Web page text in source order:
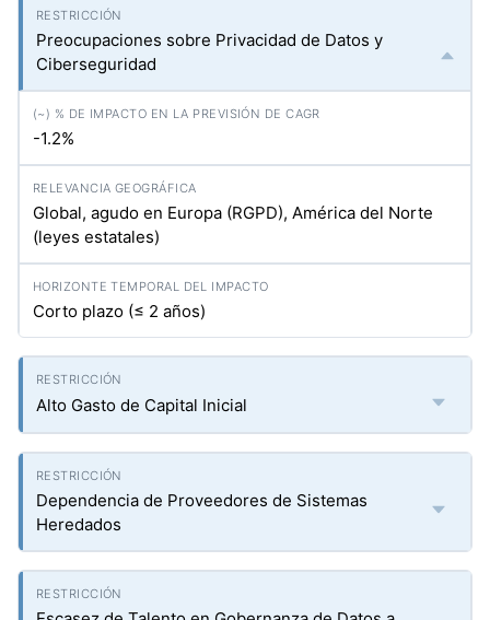
Preocupaciones sobre Privacidad de Datos y
Ciberseguridad
-1.2%
Global, agudo en Europa (RGPD), América del Norte
(leyes estatales)
Corto plazo (≤ 2 años)
Alto Gasto de Capital Inicial
Dependencia de Proveedores de Sistemas
Heredados